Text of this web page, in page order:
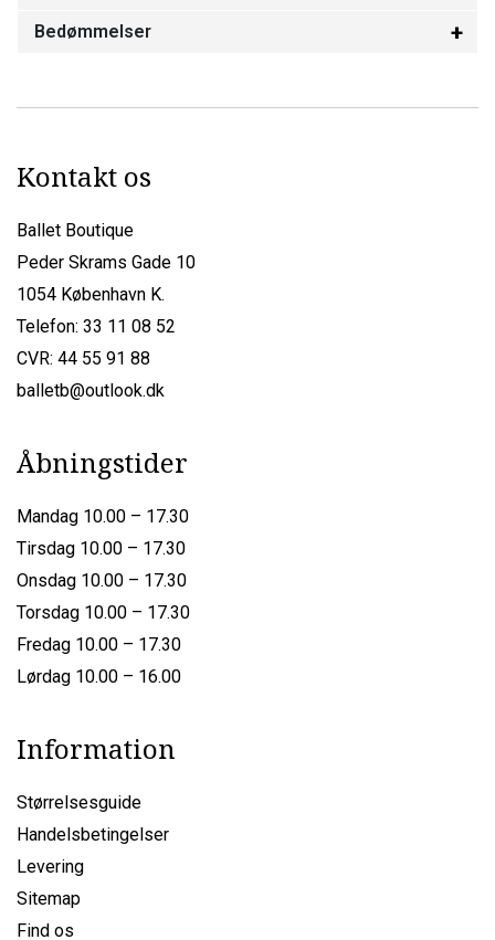
Bedømmelser
Kontakt os
Ballet Boutique
Peder Skrams Gade 10
1054 København K.
Telefon: 33 11 08 52
CVR: 44 55 91 88
balletb@outlook.dk
Åbningstider
Mandag 10.00 – 17.30
Tirsdag 10.00 – 17.30
Onsdag 10.00 – 17.30
Torsdag 10.00 – 17.30
Fredag 10.00 – 17.30
Lørdag 10.00 – 16.00
Information
Størrelsesguide
Handelsbetingelser
Levering
Sitemap
Find os